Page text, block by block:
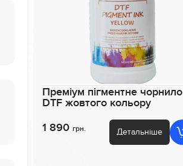
Преміум пігментне чорнило
DTF жовтого кольору
1 890 грн. Детальніше